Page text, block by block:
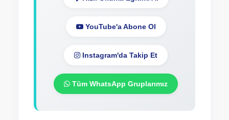
YouTube'a Abone Ol
Instagram'da Takip Et
Tüm WhatsApp Gruplarımız